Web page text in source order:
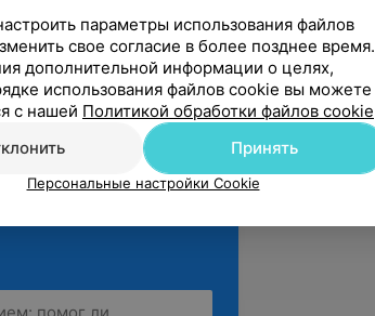
Однажды попав в
RYS200 (Rishikesh
параметры использования файлов
свое согласие в более позднее время.
дополнительной информации о целях,
использования файлов cookie вы можете
с нашей Политикой обработки файлов cookie
Принять
Персональные настройки Cookie